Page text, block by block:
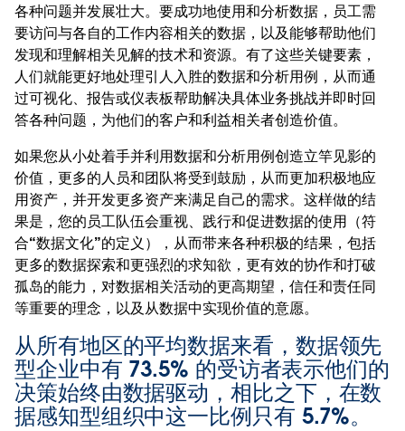
各种问题并发展壮大。要成功地使用和分析数据，员工需
要访问与各自的工作内容相关的数据，以及能够帮助他们
发现和理解相关见解的技术和资源。有了这些关键要素，
人们就能更好地处理引人入胜的数据和分析用例，从而通
过可视化、报告或仪表板帮助解决具体业务挑战并即时回
答各种问题，为他们的客户和利益相关者创造价值。
如果您从小处着手并利用数据和分析用例创造立竿见影的
价值，更多的人员和团队将受到鼓励，从而更加积极地应
用资产，并开发更多资产来满足自己的需求。这样做的结
果是，您的员工队伍会重视、践行和促进数据的使用（符
合“数据文化”的定义），从而带来各种积极的结果，包括
更多的数据探索和更强烈的求知欲，更有效的协作和打破
孤岛的能力，对数据相关活动的更高期望，信任和责任同
等重要的理念，以及从数据中实现价值的意愿。
从所有地区的平均数据来看，数据领先
型企业中有 73.5% 的受访者表示他们的
决策始终由数据驱动，相比之下，在数
据感知型组织中这一比例只有 5.7%。